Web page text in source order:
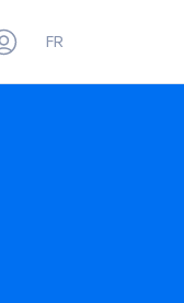
FR